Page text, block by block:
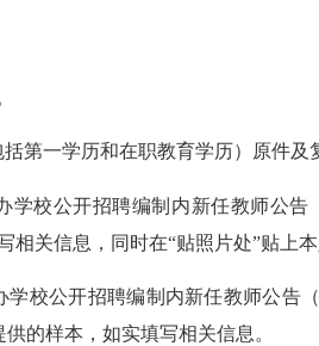
括第一学历和在职教育学历）原件及
学校公开招聘编制内新任教师公
相关信息，同时在“贴照片处”贴上
学校公开招聘编制内新任教师公告
的样本，如实填写相关信息。